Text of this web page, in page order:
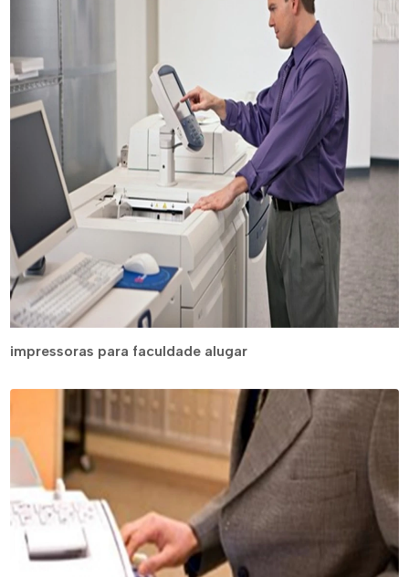
impressoras para faculdade alugar